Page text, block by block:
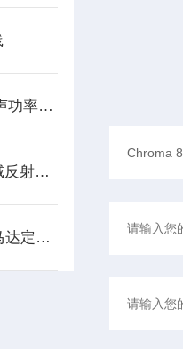
安泰Aigtek ATA-L系列水声功率放大器
德力AE1001便携式光时域反射分析仪（OTDR）
益和MICROTEST 6913 马达定子测试系统